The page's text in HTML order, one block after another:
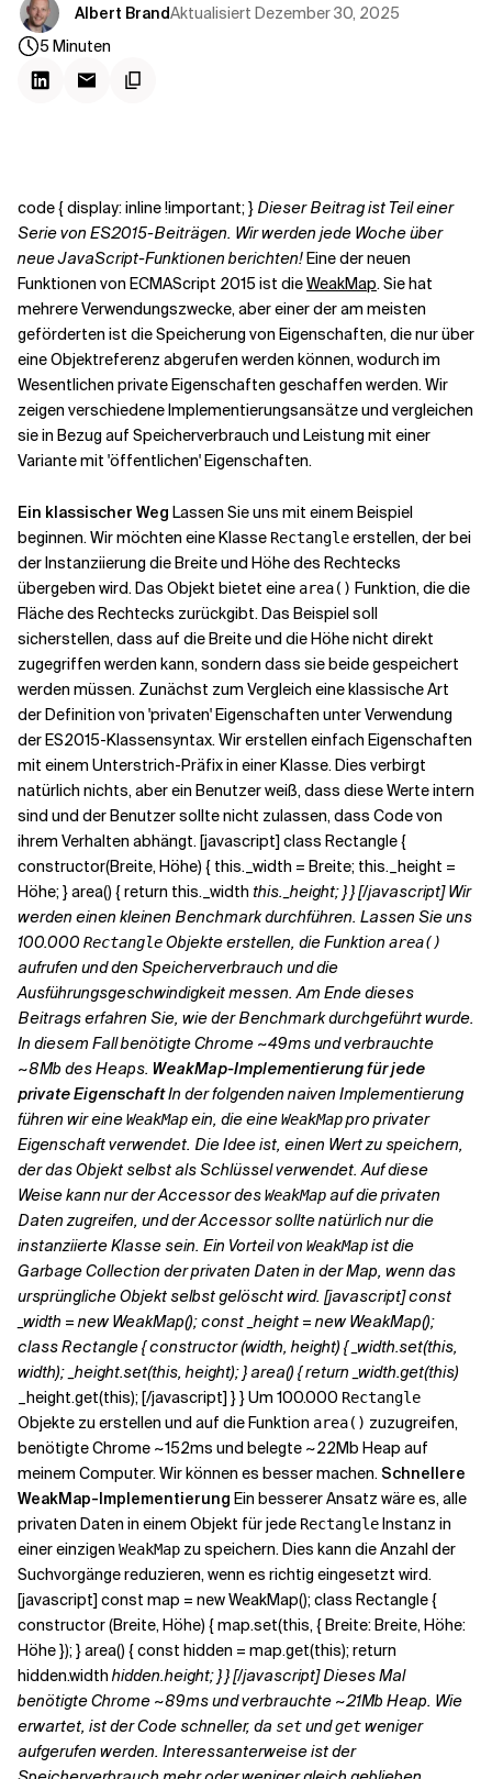
Verwandte Themen
Albert BrandAktualisiert Dezember 30, 2025
5 Minuten
code { display: inline !important; } Dieser Beitrag ist Teil einer
Serie von ES2015-Beiträgen. Wir werden jede Woche über
neue JavaScript-Funktionen berichten!Eine der neuen
Funktionen von ECMAScript 2015 ist dieWeakMap. Sie hat
mehrere Verwendungszwecke, aber einer der am meisten
geförderten ist die Speicherung von Eigenschaften, die nur über
eine Objektreferenz abgerufen werden können, wodurch im
Wesentlichen private Eigenschaften geschaffen werden. Wir
zeigen verschiedene Implementierungsansätze und vergleichen
sie in Bezug auf Speicherverbrauch und Leistung mit einer
Variante mit 'öffentlichen' Eigenschaften.
Ein klassischer Weg Lassen Sie uns mit einem Beispiel
beginnen. Wir möchten eine Klasse Rectangleerstellen, der bei
der Instanziierung die Breite und Höhe des Rechtecks
übergeben wird. Das Objekt bietet eine area() Funktion, die die
Fläche des Rechtecks zurückgibt. Das Beispiel soll
sicherstellen, dass auf die Breite und die Höhe nicht direkt
zugegriffen werden kann, sondern dass sie beide gespeichert
werden müssen. Zunächst zum Vergleich eine klassische Art
der Definition von 'privaten' Eigenschaften unter Verwendung
der ES2015-Klassensyntax. Wir erstellen einfach Eigenschaften
mit einem Unterstrich-Präfix in einer Klasse. Dies verbirgt
natürlich nichts, aber ein Benutzer weiß, dass diese Werte intern
sind und der Benutzer sollte nicht zulassen, dass Code von
ihrem Verhalten abhängt. [javascript] class Rectangle {
constructor(Breite, Höhe) { this._width = Breite; this._height =
Höhe; } area() { return this._width this._height; } } [/javascript] Wir
werden einen kleinen Benchmark durchführen. Lassen Sie uns
100.000 RectangleObjekte erstellen, die Funktion area()
aufrufen und den Speicherverbrauch und die
Ausführungsgeschwindigkeit messen. Am Ende dieses
Beitrags erfahren Sie, wie der Benchmark durchgeführt wurde.
In diesem Fall benötigte Chrome ~49ms und verbrauchte
~8Mb des Heaps. WeakMap-Implementierung für jede
private EigenschaftIn der folgenden naiven Implementierung
führen wir eineWeakMapein, die eineWeakMappro privater
Eigenschaft verwendet. Die Idee ist, einen Wert zu speichern,
der das Objekt selbst als Schlüssel verwendet. Auf diese
Weise kann nur der Accessor desWeakMapauf die privaten
Daten zugreifen, und der Accessor sollte natürlich nur die
instanziierte Klasse sein. Ein Vorteil von WeakMapist die
Garbage Collection der privaten Daten in der Map, wenn das
ursprüngliche Objekt selbst gelöscht wird. [javascript] const
_width = new WeakMap(); const _height = new WeakMap();
class Rectangle { constructor (width, height) { _width.set(this,
width); _height.set(this, height); } area() { return _width.get(this)
_height.get(this); [/javascript] } } Um 100.000 Rectangle
Objekte zu erstellen und auf die Funktion area() zuzugreifen,
benötigte Chrome ~152ms und belegte ~22Mb Heap auf
meinem Computer. Wir können es besser machen.Schnellere
WeakMap-Implementierung Ein besserer Ansatz wäre es, alle
privaten Daten in einem Objekt für jede RectangleInstanz in
einer einzigen WeakMap zu speichern. Dies kann die Anzahl der
Suchvorgänge reduzieren, wenn es richtig eingesetzt wird.
[javascript] const map = new WeakMap(); class Rectangle {
constructor (Breite, Höhe) { map.set(this, { Breite: Breite, Höhe:
Höhe }); } area() { const hidden = map.get(this); return
hidden.widthhidden.height; } } [/javascript] Dieses Mal
benötigte Chrome ~89ms und verbrauchte ~21Mb Heap. Wie
erwartet, ist der Code schneller, da setundgetweniger
aufgerufen werden. Interessanterweise ist der